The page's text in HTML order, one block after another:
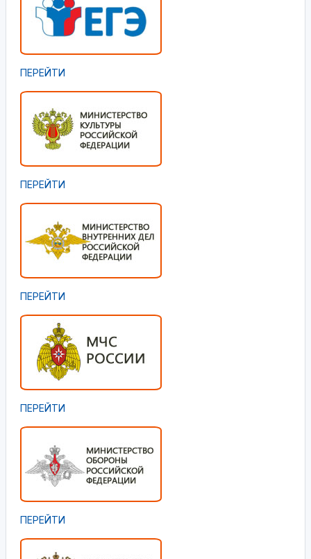
ПЕРЕЙТИ
ПЕРЕЙТИ
ПЕРЕЙТИ
ПЕРЕЙТИ
ПЕРЕЙТИ